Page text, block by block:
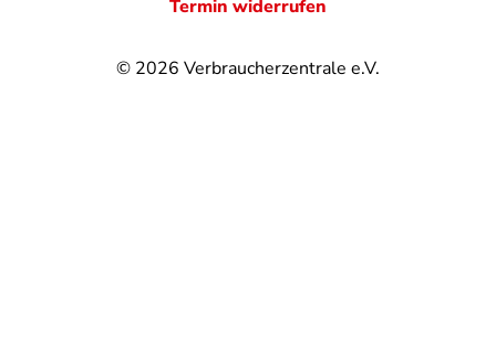
© 2026 Verbraucherzentrale e.V.
Termin widerrufen